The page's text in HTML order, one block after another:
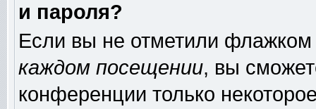
и пароля?
Если вы не отметили флажком
каждом посещении, вы
конференции только